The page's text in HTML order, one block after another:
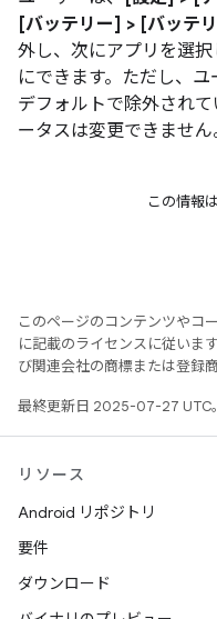
[バッテリー] > [バッテ
外し、次にアプリを選択
にできます。ただし、
デフォルトで除外され
ータスは変更できません
この情報
このページのコンテンツやコ
に記載のライセンスに従いま
び関連会社の商標または登録商
最終更新日 2025-07-27 UTC。
リソース
Android リポジトリ
要件
ダウンロード